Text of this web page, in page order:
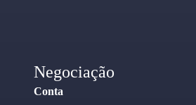
Negociação
Conta